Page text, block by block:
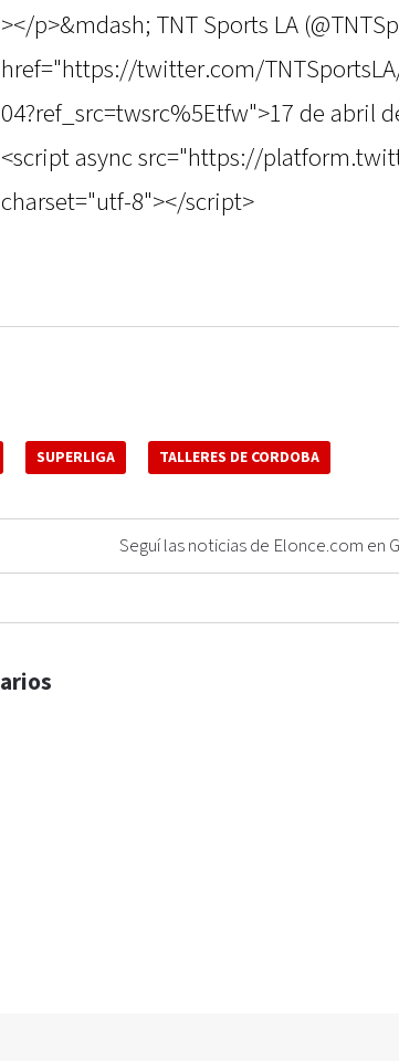
></p>&mdash; TNT Sports LA
href="https://twitter.com/
04?ref_src=twsrc%5Etfw">17 de abril
<script async src="https://
charset="utf-8"></script>
SUPERLIGA TALLERES DE CORDOBA
Seguí las noticias de Elonce.com en